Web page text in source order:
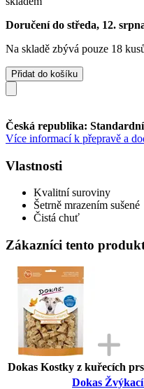
Doručení do středa, 12.
Na skladě zbývá pouze 18
Přidat do košíku
Česká republika:
Více informací k přepravě a
Vlastnosti
Kvalitní suroviny
Šetrně mrazením sušené
Čistá chuť
Zákazníci tento
Dokas Kostky z kuřecích
Dokas